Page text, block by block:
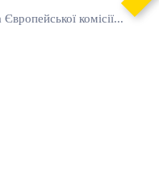
комісії...